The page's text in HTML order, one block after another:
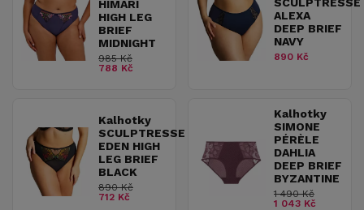
HIMARI
HIGH LEG
BRIEF
MIDNIGHT
985 Kč
788 Kč
ALEXA
DEEP BRIEF
NAVY
890 Kč
Kalhotky
SCULPTRESSE
EDEN HIGH
LEG BRIEF
BLACK
890 Kč
712 Kč
Kalhotky
SIMONE
PÉRÈLE
DAHLIA
DEEP BRIEF
BYZANTINE
1 490 Kč
1 043 Kč